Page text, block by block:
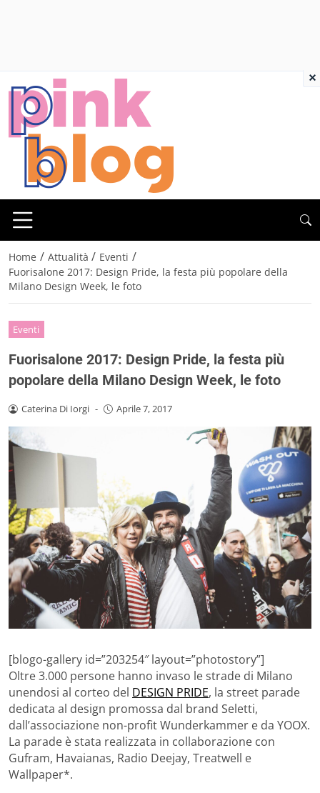
Home / Attualità / Eventi /
Fuorisalone 2017: Design Pride, la festa più popolare della
Milano Design Week, le foto
Eventi
Fuorisalone 2017: Design Pride, la festa più
popolare della Milano Design Week, le foto
Caterina Di Iorgi - Aprile 7, 2017
[blogo-gallery id=”203254″ layout=”photostory”]
Oltre 3.000 persone hanno invaso le strade di Milano
unendosi al corteo del DESIGN PRIDE, la street parade
dedicata al design promossa dal brand Seletti,
dall’associazione non-profit Wunderkammer e da YOOX.
La parade è stata realizzata in collaborazione con
Gufram, Havaianas, Radio Deejay, Treatwell e
Wallpaper*.
×